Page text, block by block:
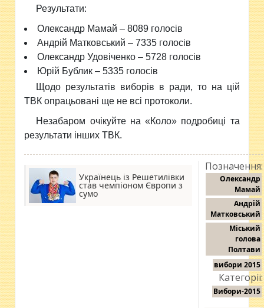
Результати:
Олександр Мамай – 8089 голосів
Андрій Матковський – 7335 голосів
Олександр Удовіченко – 5728 голосів
Юрій Бублик – 5335 голосів
Щодо результатів виборів в ради, то на цій
ТВК опрацьовані ще не всі протоколи.
Незабаром очікуйте на «Коло» подробиці та
результати інших ТВК.
Українець із Решетилівки
став чемпіоном Європи з
сумо
Позначення:
Олександр
Мамай
Андрій
Матковський
Міський
голова
Полтави
вибори 2015
Категорії:
Вибори-2015